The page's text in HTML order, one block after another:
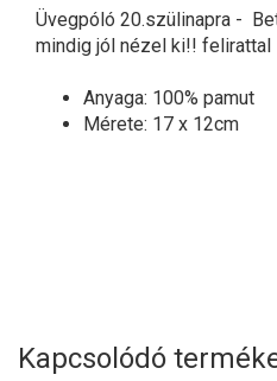
Üvegpóló 20.szülinapra -
mindig jól nézel ki!! felirattal
Anyaga: 100% pamut
Mérete: 17 x 12cm
Kapcsolódó